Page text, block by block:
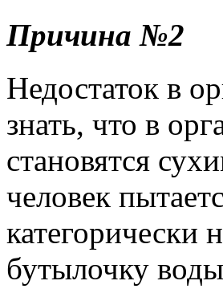
Причина №2
Недостаток в
знать, что в
становятся
человек
категорически
бутылочку